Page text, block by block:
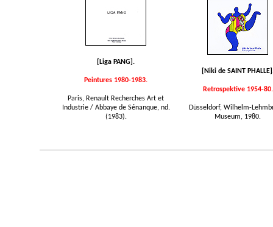
[Liga PANG].
Peintures 1980-1983.
Paris, Renault Recherches Art et
Industrie / Abbaye de Sénanque, nd.
(1983).
[Niki de SAINT
Retrospektive 1954-80.
Düsseldorf, Wilhelm-
Museum, 1980.